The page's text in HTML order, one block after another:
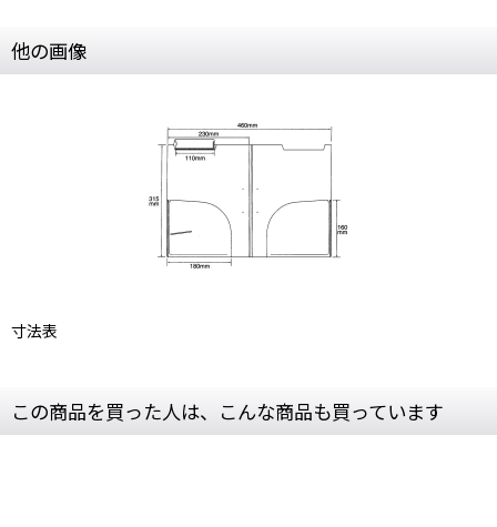
他の画像
寸法表
この商品を買った人は、こんな商品も買っています